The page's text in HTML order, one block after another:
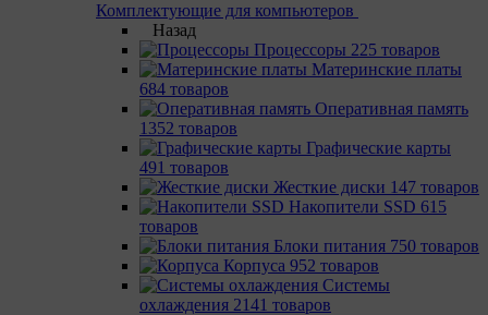
Комплектующие для компьютеров
Назад
Процессоры 225 товаров
Материнcкие платы
684 товаров
Оперативная память
1352 товаров
Графические карты
491 товаров
Жесткие диски 147 товаров
Накопители SSD 615
товаров
Блоки питания 750 товаров
Корпуса 952 товаров
Системы
охлаждения 2141 товаров